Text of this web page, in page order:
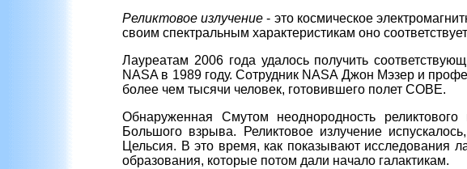
Реликтовое излучение - это космическое
своим спектральным характеристикам оно
Лауреатам 2006 года удалось получить
NASA в 1989 году. Сотрудник NASA Джон Мэзер и
более чем тысячи человек, готовившего полет COBE.
Обнаруженная Смутом неоднородность
Большого взрыва. Реликтовое излучение
Цельсия. В это время, как показывают исследования
образования, которые потом дали начало галактикам.